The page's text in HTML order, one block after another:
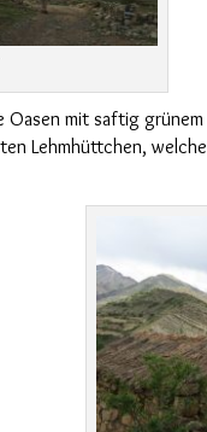
Oasen mit saftig grünem
Lehmhüttchen,welche